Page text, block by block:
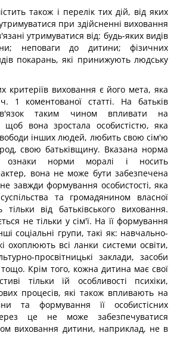
також і перелік тих дій, від яких
при здійсненні виховання
утримуватися від: будь-яких видів
неповаги до дитини; фізичних
покарань, які принижують людську
критеріїв виховання є його мета, яка
1 коментованої статті. На батьків
таким чином впливати на
щоб вона зростала особистістю, яка
інших людей, любить свою сім'ю
свою батьківщину. Вказана норма
ознаки норми моралі і носить
вона не може бути забезпечена
завжди формування особистості, яка
та громадянином власної
від батьківського виховання.
не тільки у сім'ї. На її формування
соціальні групи, такі як: навчально-
охоплюють всі ланки системи освіти,
просвітницькі заклади, засоби
тощо. Крім того, кожна дитина має свої
тільки їй особливості психіки,
процесів, які також впливають на
та формування її особистісних
це не може забезпечуватися
виховання дитини, наприклад, не в